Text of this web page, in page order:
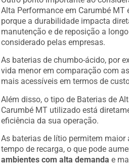
Alta Performance em Carumbé MT
porque a durabilidade impacta
manutenção e de reposição a longo
considerado pelas empresas.
As baterias de chumbo-ácido, por
vida menor em comparação com
mais acessíveis em termos de
Além disso, o tipo de Baterias de
Carumbé MT utilizado está
eficiência da sua operação.
As baterias de lítio permitem
tempo de recarga, o que pode
ambientes com alta demanda e